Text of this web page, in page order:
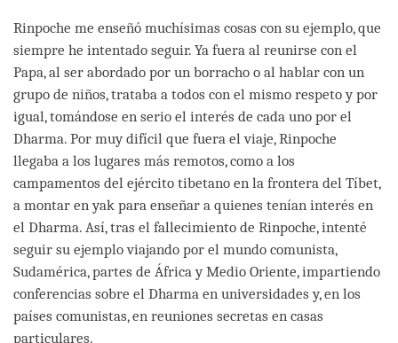
Rinpoche me enseñó muchísimas cosas con su ejemplo, que
siempre he intentado seguir. Ya fuera al reunirse con el
Papa, al ser abordado por un borracho o al hablar con un
grupo de niños, trataba a todos con el mismo respeto y por
igual, tomándose en serio el interés de cada uno por el
Dharma. Por muy difícil que fuera el viaje, Rinpoche
llegaba a los lugares más remotos, como a los
campamentos del ejército tibetano en la frontera del Tíbet,
a montar en yak para enseñar a quienes tenían interés en
el Dharma. Así, tras el fallecimiento de Rinpoche, intenté
seguir su ejemplo viajando por el mundo comunista,
Sudamérica, partes de África y Medio Oriente, impartiendo
conferencias sobre el Dharma en universidades y, en los
países comunistas, en reuniones secretas en casas
particulares.